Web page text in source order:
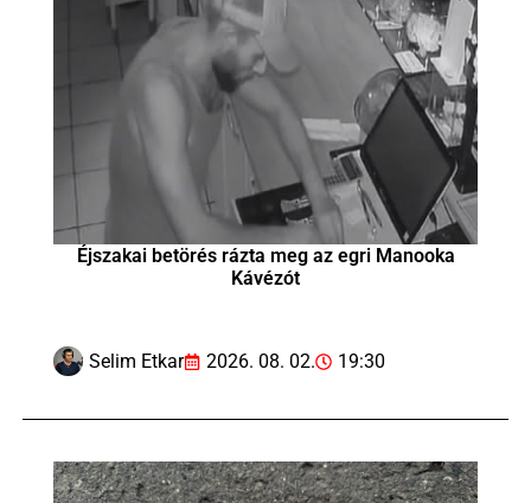
Éjszakai betörés rázta meg az egri Manooka
Kávézót
Selim Etkar 2026. 08. 02. 19:30